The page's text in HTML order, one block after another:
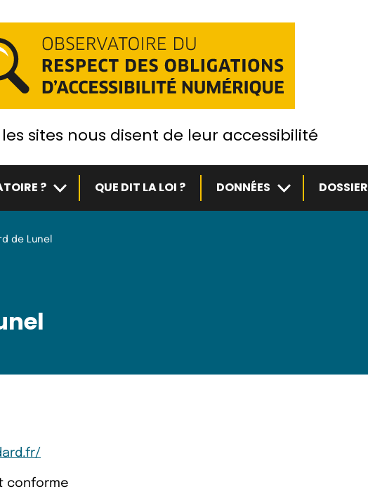
sites nous disent de leur accessibilité
? Sous-menuQUE DIT LA LOI ? DONNÉES Sous-menu
de Lunel
conforme